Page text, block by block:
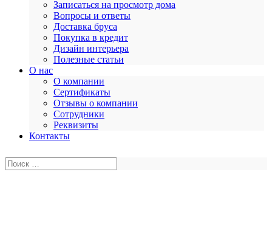
Записаться на просмотр дома
Вопросы и ответы
Доставка бруса
Покупка в кредит
Дизайн интерьера
Полезные статьи
О нас
О компании
Сертификаты
Отзывы о компании
Сотрудники
Реквизиты
Контакты